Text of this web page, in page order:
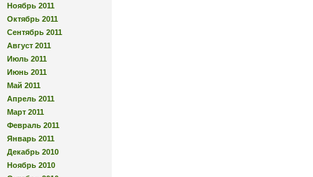
Ноябрь 2011
Октябрь 2011
Сентябрь 2011
Август 2011
Июль 2011
Июнь 2011
Май 2011
Апрель 2011
Март 2011
Февраль 2011
Январь 2011
Декабрь 2010
Ноябрь 2010